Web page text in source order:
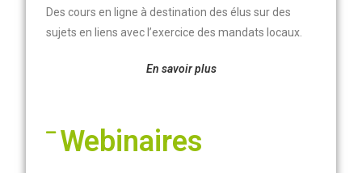
Des cours en ligne à destination des élus sur des
sujets en liens avec l’exercice des mandats locaux
En savoir plus
Webinaires